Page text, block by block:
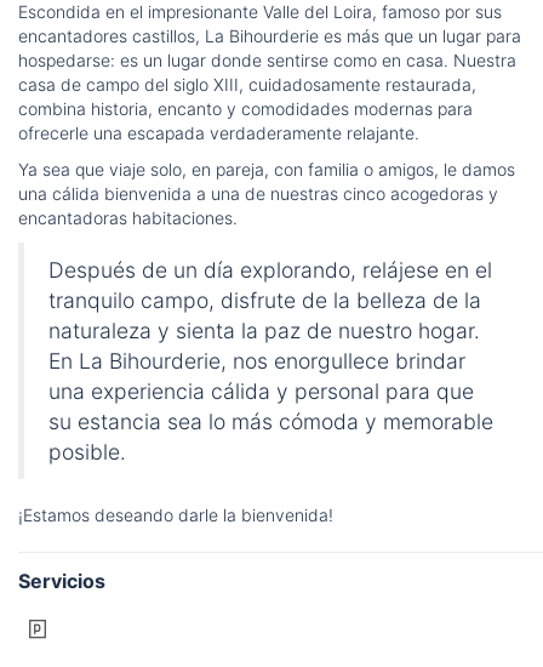
Escondida en el impresionante Valle del Loira, famoso por sus
encantadores castillos, La Bihourderie es más que un lugar para
hospedarse: es un lugar donde sentirse como en casa. Nuestra
casa de campo del siglo XIII, cuidadosamente restaurada,
combina historia, encanto y comodidades modernas para
ofrecerle una escapada verdaderamente relajante.
Ya sea que viaje solo, en pareja, con familia o amigos, le damos
una cálida bienvenida a una de nuestras cinco acogedoras y
encantadoras habitaciones.
Después de un día explorando, relájese en el
tranquilo campo, disfrute de la belleza de la
naturaleza y sienta la paz de nuestro hogar.
En La Bihourderie, nos enorgullece brindar
una experiencia cálida y personal para que
su estancia sea lo más cómoda y memorable
posible.
¡Estamos deseando darle la bienvenida!
Servicios